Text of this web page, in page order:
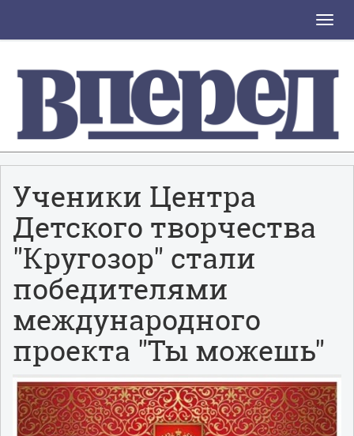
Toggle
Ученики Центра
Детского творчества
"Кругозор" стали
победителями
международного
проекта "Ты можешь"